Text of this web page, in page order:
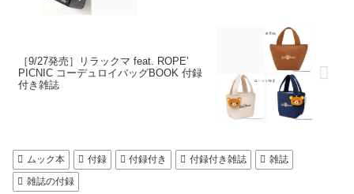
［9/27発売］リラックマ feat. ROPE’
PICNIC コーデュロイバッグBOOK 付録
付き雑誌
ムック本 付録 付録付き 付録付き雑誌
雑誌
雑誌の付録